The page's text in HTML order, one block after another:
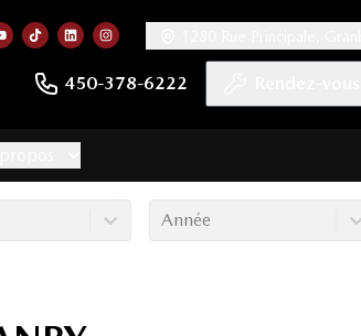
450-378-6222
page facebook
notre compte Twitter
vers notre chaîne YouTube
Lien vers notre compte Tiktok
Lien vers notre compte LinkedIn
Lien vers notre compte Instagram
Année